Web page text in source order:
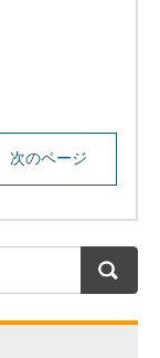
次のページ